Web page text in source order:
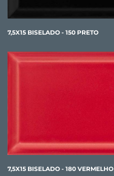
7,5X15 BISELADO - 150 PRETO
7,5X15 BISELADO - 180 VERMELHO